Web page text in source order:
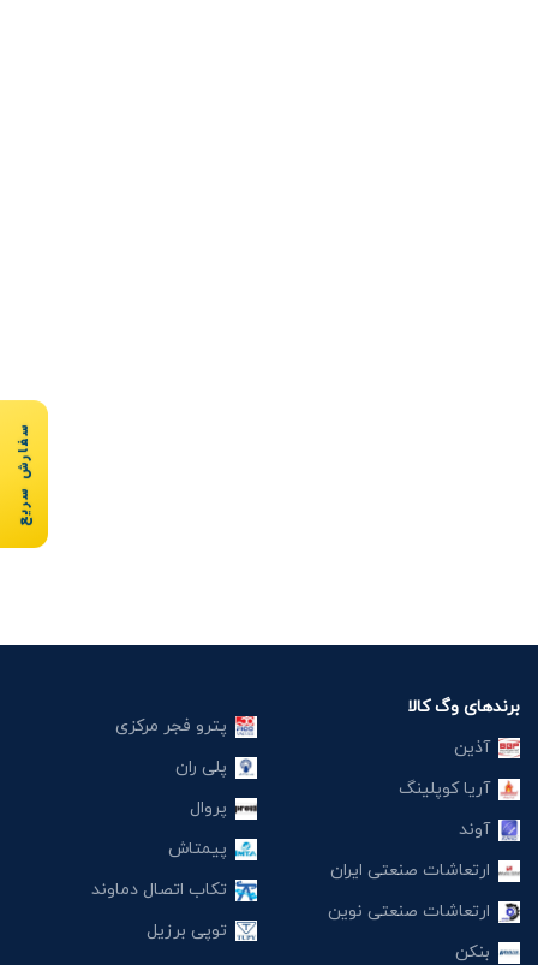
برندهای وگ کالا
آذین
آریا کوپلینگ
آوند
ارتعاشات صنعتی ایران
ارتعاشات صنعتی نوین
بنکن
پترو فجر مرکزی
پلی ران
پروال
پیمتاش
تکاب اتصال دماوند
توپی برزیل
سفارش سریع